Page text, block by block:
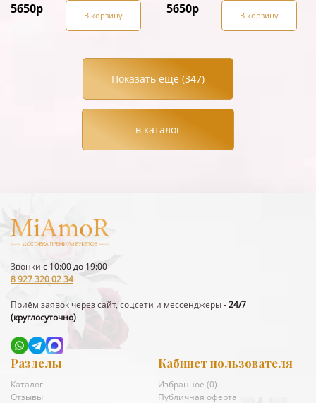
5650р В корзину 5650р В корзину
Показать еще (347)
в каталог
Звонки с 10:00 до 19:00 -
8 927 320 02 34
Приём заявок через сайт, соцсети и мессенджеры-24/7
(круглосуточно)
Разделы
Каталог
Отзывы
Кабинет пользователя
Избранное (0)
Публичная оферта